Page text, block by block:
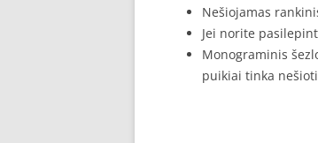
Nešiojamas
Jei norite
Monograminis
puikiai tinka